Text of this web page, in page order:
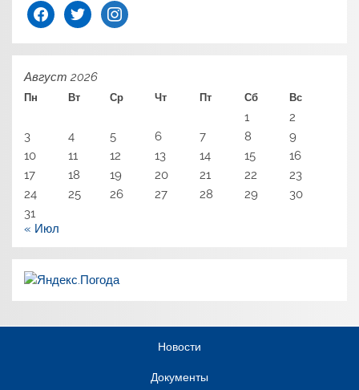
facebooktwitter instagram
Август 2026
Пн Вт Ср Чт Пт Сб Вс
1
2
3
4 5 6 7 8
9
10
11 12 13 14 15
16
17
18 19 20 21 22
23
24
25 26 27 28 29
30
31
« Июл
Новости
Документы